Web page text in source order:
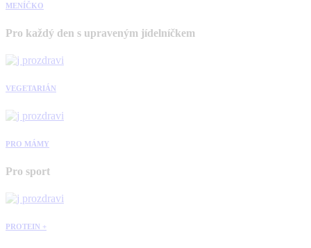
MENÍČKO
Pro každý den s upraveným jídelníčkem
VEGETARIÁN
PRO MÁMY
Pro sport
PROTEIN +